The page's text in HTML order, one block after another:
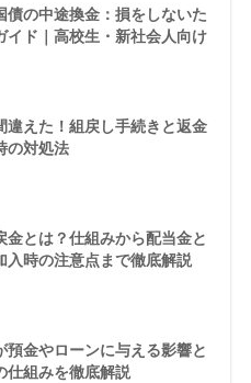
債の中途換金：損をしないた
イド｜高校生・新社会人向け
違えた！組戻し手続きと返金
の対処法
金とは？仕組みから配当金と
入時の注意点まで徹底解説
預金やローンに与える影響と
仕組みを徹底解説